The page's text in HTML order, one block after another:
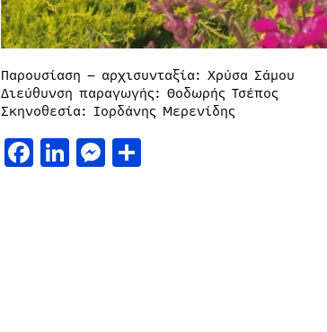
Παρουσίαση – αρχισυνταξία: Χρύσα Σάμου
Διεύθυνση παραγωγής: Θοδωρής Τσέπος
Σκηνοθεσία: Ιορδάνης Μερενίδης
Facebook
LinkedIn
Messenger
Μοιραστείτε